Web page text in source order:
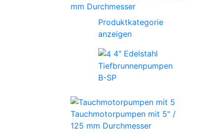
mm Durchmesser
Produktkategorie
anzeigen
4" Edelstahl
Tiefbrunnenpumpen
B-SP
Tauchmotorpumpen mit 5" /
125 mm Durchmesser